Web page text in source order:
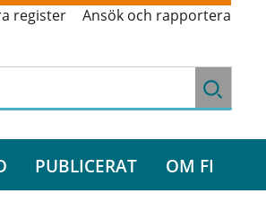
register Ansök och rapportera
PUBLICERAT OM FI